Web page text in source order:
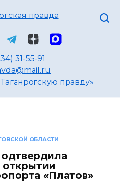
31-55-91
правду»
ОБЛАСТИ
«Платов»